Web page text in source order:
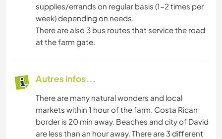
supplies/errands on regular basis (1-2 times per
week) depending on needs.
There are also 3 bus routes that service the road
at the farm gate.
Autres infos...
There are many natural wonders and local
markets within 1 hour of the farm. Costa Rican
border is 20 min away. Beaches and city of David
are less than an hour away. There are 3 different